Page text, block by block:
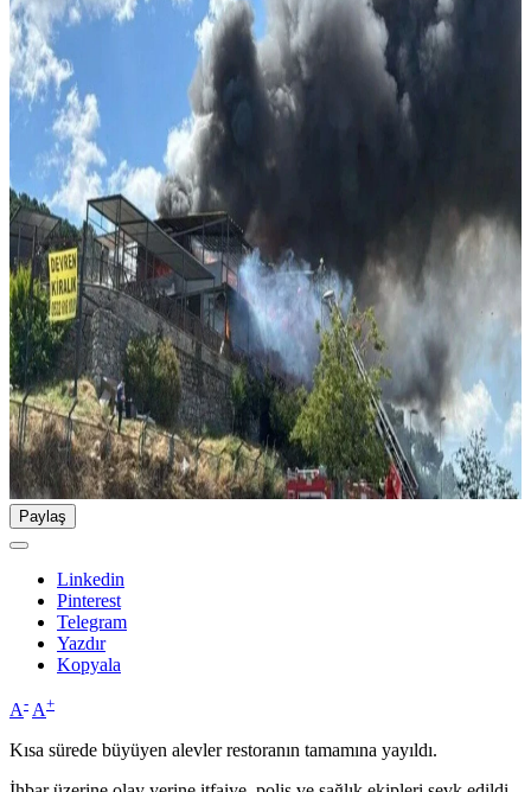
Paylaş
Linkedin
Pinterest
Telegram
Yazdır
Kopyala
A- A+
Kısa sürede büyüyen alevler restoranın tamamına yayıldı.